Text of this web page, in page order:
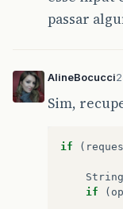
</
<
passar
AlineBocucci
Sim,
if (
String
if
( op